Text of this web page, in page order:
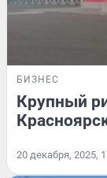
БИЗНЕС
Крупный
20 декабря, 2025,